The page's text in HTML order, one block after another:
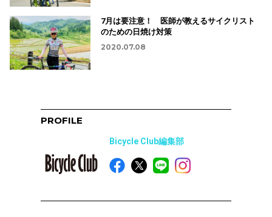
7月は要注意！ 医師が教えるサイクリスト
のための日焼け対策
2020.07.08
PROFILE
Bicycle Club編集部